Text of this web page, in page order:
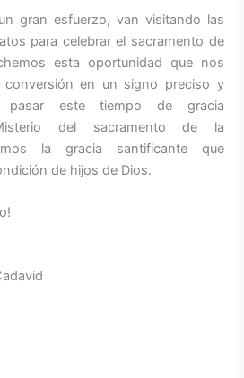
gran esfuerzo, van visitando las
para celebrar el sacramento de
esta oportunidad que nos
en un signo preciso y
pasar este tiempo de gracia
del sacramento de la
la gracia santificante que
de hijos de Dios.